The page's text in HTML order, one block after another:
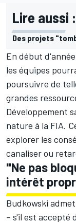
Lire aussi :
Des projets
En début
les équipes
poursuivre de
grandes
Développement
nature à la FIA.
explorer les
canaliser ou
"Ne pas
intérêt
Budkowski
– s'il est accepté